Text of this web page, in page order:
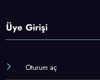
Üye Girişi
Oturum aç